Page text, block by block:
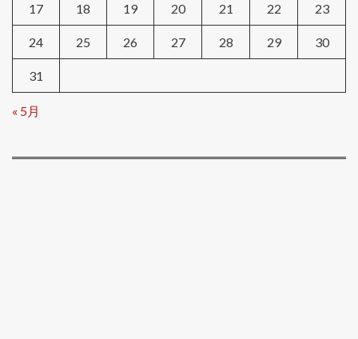
17 18 19 20 21 22 23
24 25 26 27 28 29 30
31
« 5月